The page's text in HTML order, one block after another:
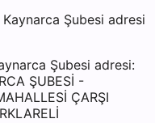
Kaynarca Şubesi adresi
Şubesi adresi:
ŞUBESİ -
ÇARŞI